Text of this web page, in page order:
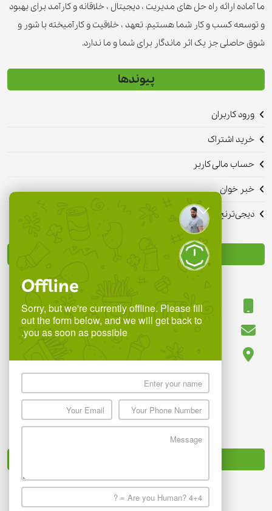
ما آماده ارائه راه حل های مدیریت ، دیجیتال ، خلاقانه و کارآمد برای بهبود
و توسعه کسب و کار شما هستیم. تعهد ، خلاقیت و کارآمیخته با شور و
شوق حاصلی جز یک اثر ماندگار برای شما و ما ندارد.
پیوندها
ورود کاربران
خرید اشتراک
حساب مالی کاربر
خبر خوان
دیجی‌ترنج
با ما در تماس باشید
09118850780
info.digitoranj@gmail.com
Offline
Sorry, but we're currently offline. Please fill
out the form below, and we will get back to
you as soon as possible.